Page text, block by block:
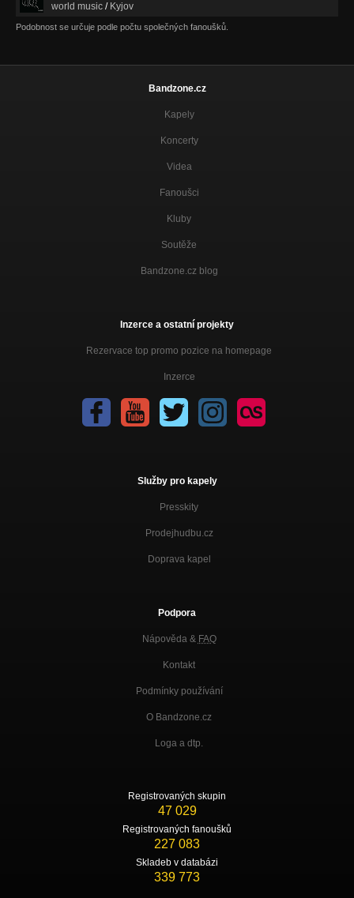
world music / Kyjov
Podobnost se určuje podle počtu společných fanoušků.
Bandzone.cz
Kapely
Koncerty
Videa
Fanoušci
Kluby
Soutěže
Bandzone.cz blog
Inzerce a ostatní projekty
Rezervace top promo pozice na homepage
Inzerce
Služby pro kapely
Presskity
Prodejhudbu.cz
Doprava kapel
Podpora
Nápověda & FAQ
Kontakt
Podmínky používání
O Bandzone.cz
Loga a dtp.
Registrovaných skupin
47 029
Registrovaných fanoušků
227 083
Skladeb v databázi
339 773